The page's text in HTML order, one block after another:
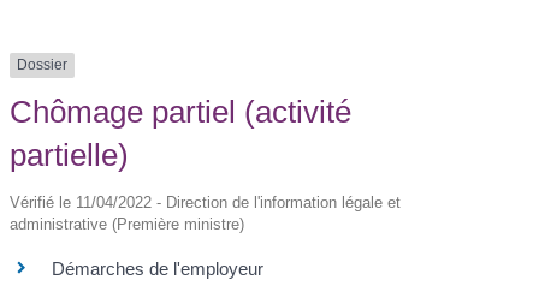
Dossier
Chômage partiel (activité
partielle)
Vérifié le 11/04/2022 - Direction de l'information légale et
administrative (Première ministre)
Démarches de l'employeur